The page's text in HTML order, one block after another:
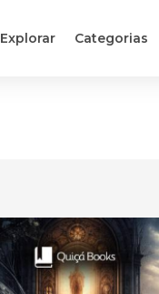
Explorar Categorias